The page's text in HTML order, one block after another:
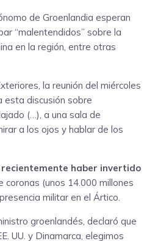
de Groenlandia esperan
“malentendidos” sobre la
en la región, entre otras
la reunión del miércoles
esta discusión sobre
(…), a una sala de
a los ojos y hablar de los
recientemente haber invertido
coronas (unos 14.000 millones
militar en el Ártico.
groenlandés, declaró que
UU. y Dinamarca, elegimos